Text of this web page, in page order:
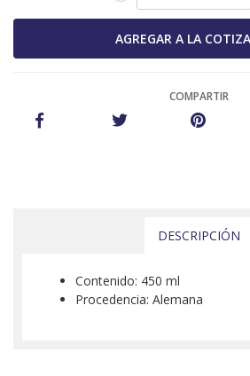
COMPARTIR
DESCRIPCIÓN
Contenido: 450 ml
Procedencia: Alemana